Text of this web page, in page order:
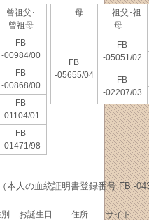
曾祖父･
曾祖母
FB
-00984/00
FB
-00868/00
FB
-01104/01
FB
-01471/98
母
祖父･祖
母
FB
-05655/04
FB
-05051/02
FB
-02207/03
本人の血統証明書登録番号 FB -
お誕生日 住所
サイト